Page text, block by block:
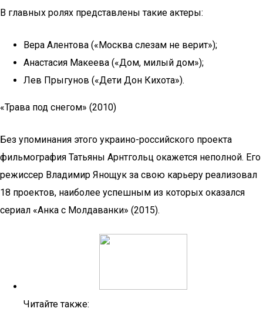
В главных ролях представлены такие актеры:
Вера Алентова («Москва слезам не верит»);
Анастасия Макеева («Дом, милый дом»);
Лев Прыгунов («Дети Дон Кихота»).
«Трава под снегом» (2010)
Без упоминания этого украино-российского проекта
фильмография Татьяны Арнтгольц окажется неполной. Его
режиссер Владимир Янощук за свою карьеру реализовал
18 проектов, наиболее успешным из которых оказался
сериал «Анка с Молдаванки» (2015).
Читайте также: